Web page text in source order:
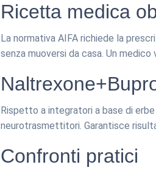
Ricetta medica
La normativa AIFA richiede la
senza muoversi da casa. Un
Rispetto a integratori a base di
neurotrasmettitori. Garantisce
Confronti pratici